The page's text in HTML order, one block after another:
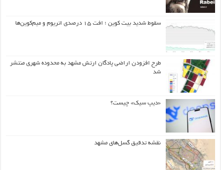
سقوط شدید بیت کوین ؛ افت ۱۵ درصدی اتریوم و میم‌کوین‌ها
طرح افزودن اراضی پادگان ارتش مشهد به محدوده شهری منتشر
شد
«دیپ سیک» چیست؟
نقشه تدقیق گسل‌های مشهد